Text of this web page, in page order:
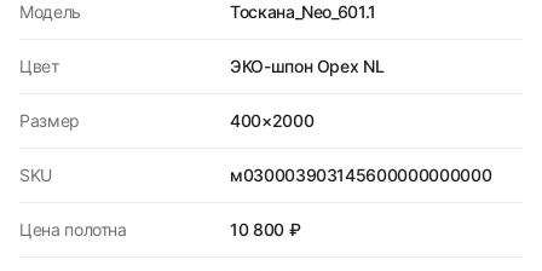
Модель Тоскана_Neo_601.1
Цвет ЭКО-шпон Орех NL
Размер 400×2000
SKU м030003903145600000000000
Цена полотна 10 800 ₽